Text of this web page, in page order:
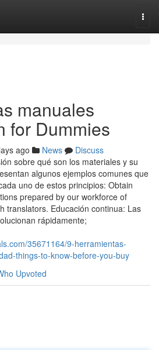
manuales
for Dummies
ago News
Discuss
sobre qué son los materiales y su
algunos ejemplos comunes que
uno de estos principios: Obtain
prepared by our workforce of
translators. Educación continua: Las
rápidamente;
35671164/9-herramientas-
things-to-know-before-you-buy
Upvoted